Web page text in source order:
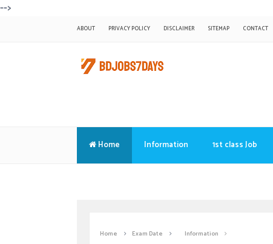
-->
ABOUT PRIVACY POLICY DISCLAIMER SITEMAP CONTACT
Home Information 1st class Job
Home Exam Date Information